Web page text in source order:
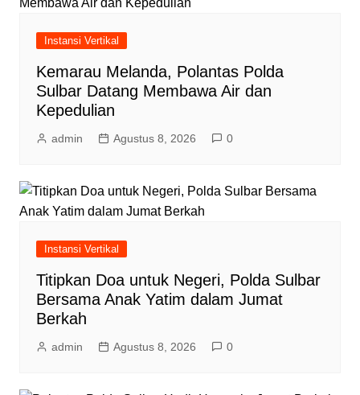
Instansi Vertikal
Kemarau Melanda, Polantas Polda
Sulbar Datang Membawa Air dan
Kepedulian
admin Agustus 8, 2026 0
Instansi Vertikal
Titipkan Doa untuk Negeri, Polda Sulbar
Bersama Anak Yatim dalam Jumat
Berkah
admin Agustus 8, 2026 0